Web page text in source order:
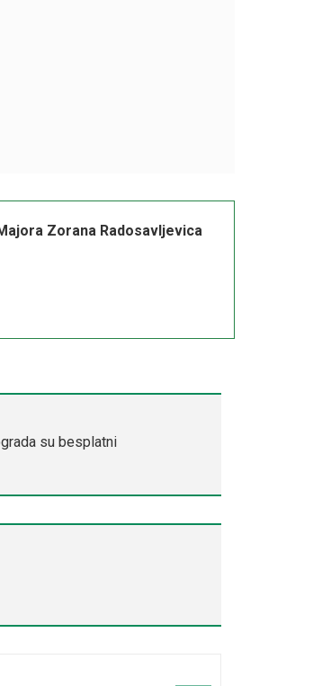
Zorana Radosavljevica
su besplatni